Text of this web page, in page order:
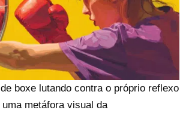
boxe lutando contra o próprio reflexo
metáfora visual da